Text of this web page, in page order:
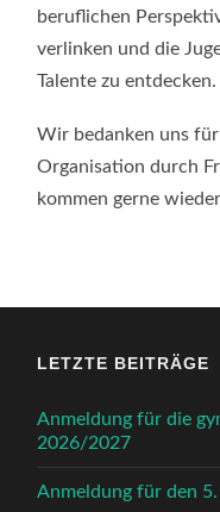
beruflichen
verlinken und die
Talente zu entdecken.
Wir bedanken uns
Organisation durch
kommen gerne
LETZTE BEITRÄGE
Anmeldung für die
2026/2027
Anmeldung für den